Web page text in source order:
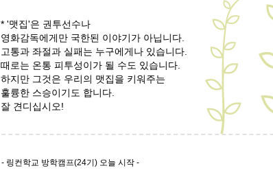
* '맷집'은 권투선수나
영화감독에게만 국한된 이야기가 아닙니다.
고통과 좌절과 실패는 누구에게나 있습니다.
때로는 온통 피투성이가 될 수도 있습니다.
하지만 그것은 우리의 맷집을 키워주는
훌륭한 스승이기도 합니다.
잘 견디십시오!
- 링컨학교 방학캠프(24기) 오늘 시작 -